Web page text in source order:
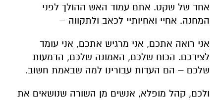
אחד של שקט. אתם עמוד האש ההולך לפני
המחנה. אחיי ואחיותיי לכאב ולתקווה –
אני רואה אתכם, אני מרגיש אתכם, אני עומד
לצידכם. הכוח שלכם, האמונה שלכם, הדמעות
שלכם – הם העדות עבורינו למה שבאמת חשוב.
ולכם, קהל מופלא, אנשים מן השורה שנושאים את